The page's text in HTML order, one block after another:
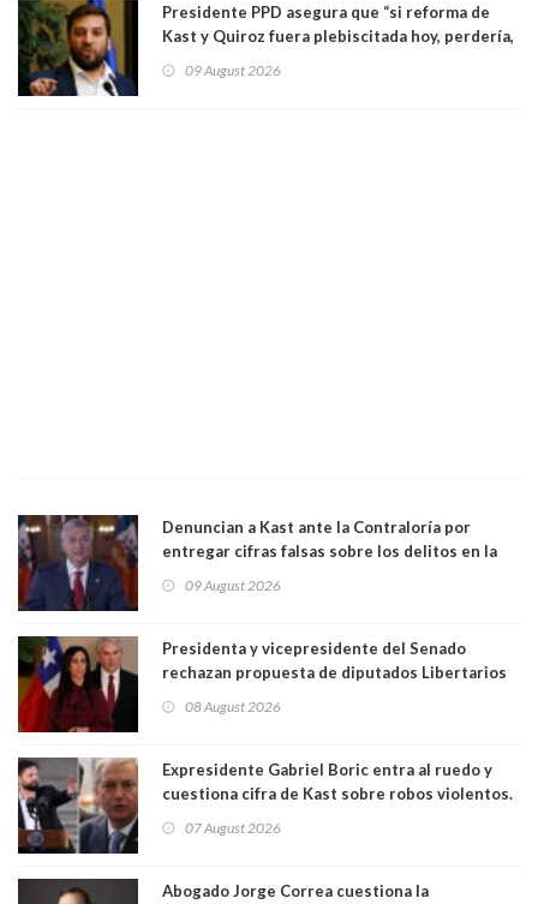
Presidente PPD asegura que “si reforma de
Kast y Quiroz fuera plebiscitada hoy, perdería,
a favor de la oposición, sería una victoria de la
09 August 2026
Denuncian a Kast ante la Contraloría por
entregar cifras falsas sobre los delitos en la
09 August 2026
Presidenta y vicepresidente del Senado
rechazan propuesta de diputados Libertarios
"Constituye un camino equivocado"
08 August 2026
Expresidente Gabriel Boric entra al ruedo y
cuestiona cifra de Kast sobre robos violentos.
07 August 2026
Abogado Jorge Correa cuestiona la